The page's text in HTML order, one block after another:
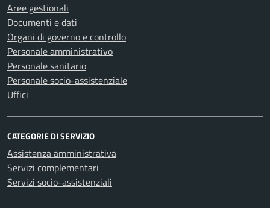
Aree gestionali
Documenti e dati
Organi di governo e controllo
Personale amministrativo
Personale sanitario
Personale socio-assistenziale
Uffici
CATEGORIE DI SERVIZIO
Assistenza amministrativa
Servizi complementari
Servizi socio-assistenziali